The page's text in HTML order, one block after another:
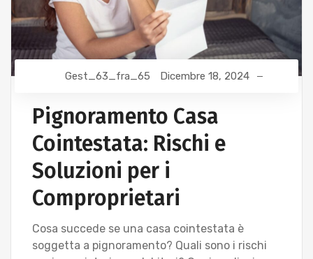
Gest_63_fra_65 Dicembre 18, 2024
Pignoramento Casa
Cointestata: Rischi e
Soluzioni per i
Comproprietari
Cosa succede se una casa cointestata è
soggetta a pignoramento? Quali sono i rischi